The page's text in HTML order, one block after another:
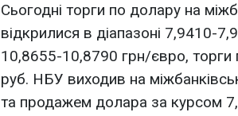
Сьогодні торги по долару на
відкрилися в діапазоні 7,9410-
10,8655-10,8790 грн/євро,
руб. НБУ виходив на
та продажем долара за курсом